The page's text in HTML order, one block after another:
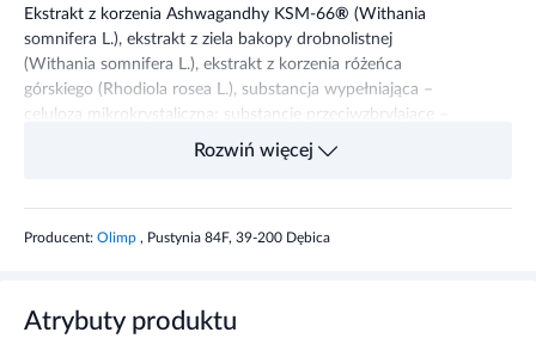
Ekstrakt z korzenia Ashwagandhy KSM-66® (Withania
somnifera L.), ekstrakt z ziela bakopy drobnolistnej
(Withania somnifera L.), ekstrakt z korzenia różeńca
górskiego (Rhodiola rosea L.), substancja wypełniająca –
celuloza mikrokrystaliczna; substancje przeciwzbrylajace –
sole magnezowe kwasów tłuszczowych, dwutlenek
krzemu; kapsułka (składniki otoczki: żelatyna).
Składniki
Ekstrakt bakopy drobnolistnej
Rozwiń więcej
Producent: Olimp , Pustynia 84F, 39-200 Dębica
Atrybuty produktu